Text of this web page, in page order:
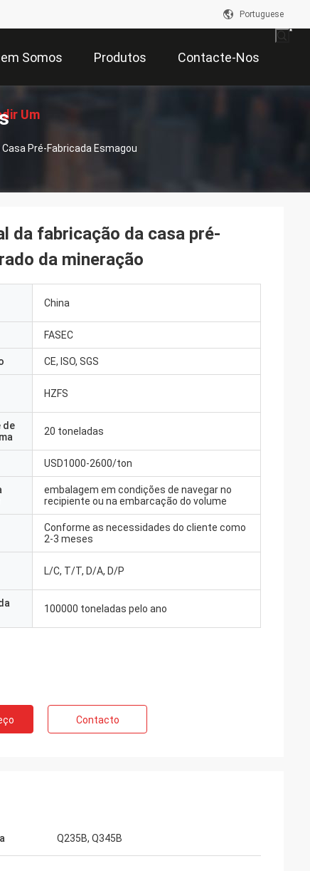
Portuguese
Somos Produtos Contacte-Nos
Um
Pré-Fabricada Esmagou
da fabricação da casa pré-
da mineração
China
FASEC
CE, ISO, SGS
HZFS
de
20 toneladas
USD1000-2600/ton
embalagem em condições de navegar no
recipiente ou na embarcação do volume
Conforme as necessidades do cliente como
2-3 meses
L/C, T/T, D/A, D/P
100000 toneladas pelo ano
Contacto
Q235B, Q345B